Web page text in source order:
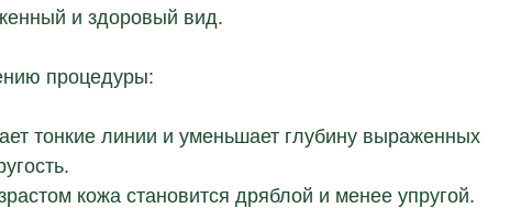
и здоровый вид.
процедуры:
тонкие линии и уменьшает глубину выраженных
кожа становится дряблой и менее упругой.